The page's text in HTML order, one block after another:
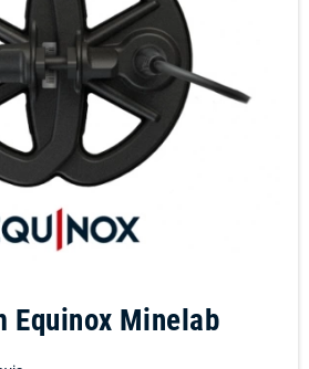
Equinox Minelab